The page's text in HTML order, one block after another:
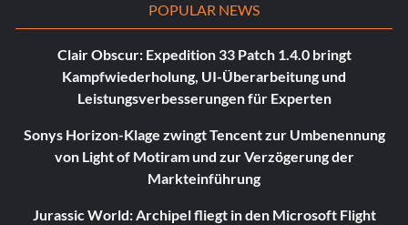
POPULAR NEWS
Clair Obscur: Expedition 33 Patch 1.4.0 bringt
Kampfwiederholung, UI-Überarbeitung und
Leistungsverbesserungen für Experten
Sonys Horizon-Klage zwingt Tencent zur Umbenennung
von Light of Motiram und zur Verzögerung der
Markteinführung
Jurassic World: Archipel fliegt in den Microsoft Flight